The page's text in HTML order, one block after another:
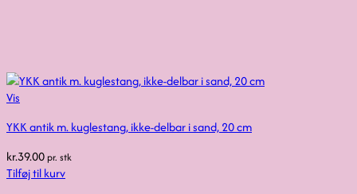
Vis
YKK antik m. kuglestang, ikke-delbar i sand, 20 cm
kr.39.00pr. stk
Tilføj til kurv